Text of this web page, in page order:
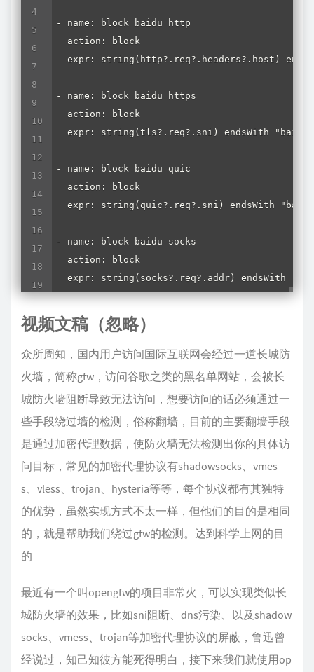
- name: block baidu http
  action: block
expr: string(http?.req?.headers?.host)
- name: block baidu https
  action: block
expr: string(tls?.req?.sni) endsWith
- name: block baidu quic
  action: block
expr: string(quic?.req?.sni) endsWith
- name: block baidu socks
  action: block
expr: string(socks?.req?.addr) endsWith
- name: block bilibili geosite
  action: block
expr: geosite(string(tls?.req?.sni),
  action: modify
  modifier:
    name: dns
    args:
expr: dns != nil && dns.qr &&
- name: block and log shadowsocks
  expr: fet != nil && fet.yes
- name: block trojan
  action: block
  log: true
视频文稿（忽略）
众所周知，国内用户访问国际互联网会经过一道长城防
火墙，简称gfw，访问谷歌之类的黑名单网站，会被长
城防火墙阻断导致无法访问，想要访问的话必须通过一
些手段绕过墙的检测，俗称翻墙，目前的主要翻墙手段
是通过加密代理数据，使防火墙无法检测出你的具体访
问目标，常见的加密代理协议有shadowsocks、vmes
s、vless、trojan、hysteria等等，每个协议都有其独特
的优势，虽然实现方式不太一样，但他们的目的是相同
的，就是帮助我们绕过gfw的检测。达到科学上网的目
的
最近有一个叫opengfw的项目非常火，可以实现类似长
城防火墙的效果，比如sni阻断、dns污染、以及shadow
socks、vmess、trojan等加密代理协议的屏蔽，鲁迅曾
经说过，知己知彼方能死得明白，接下来我们就使用op